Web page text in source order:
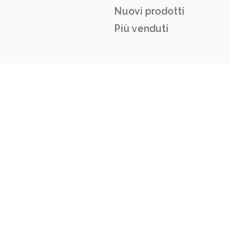
Nuovi prodotti
Più venduti